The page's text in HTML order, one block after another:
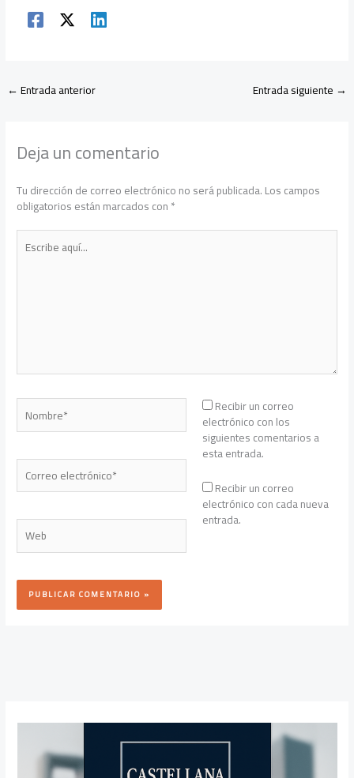
←Entrada anterior Entrada siguiente →
Deja un comentario
Tu dirección de correo electrónico no será publicada.Los campos
obligatorios están marcados con*
Escribe
aquí...
Nombre*
Correo
electrónico*
Web
Recibir un correo
electrónico con los
siguientes comentarios a
esta entrada.
Recibir un correo
electrónico con cada nueva
entrada.